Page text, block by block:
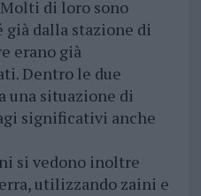
di loro sono
dalla stazione di
erano già
Dentro le due
una situazione di
significativi anche
si vedono inoltre
utilizzando zaini e